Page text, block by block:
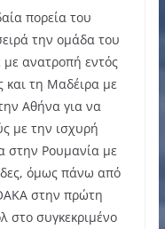
πορεία του
την ομάδα του
με ανατροπή εντός
και τη Μαδέιρα με
Αθήνα για να
με την ισχυρή
στην Ρουμανία με
όμως πάνω από
στην πρώτη
στο συγκεκριμένο